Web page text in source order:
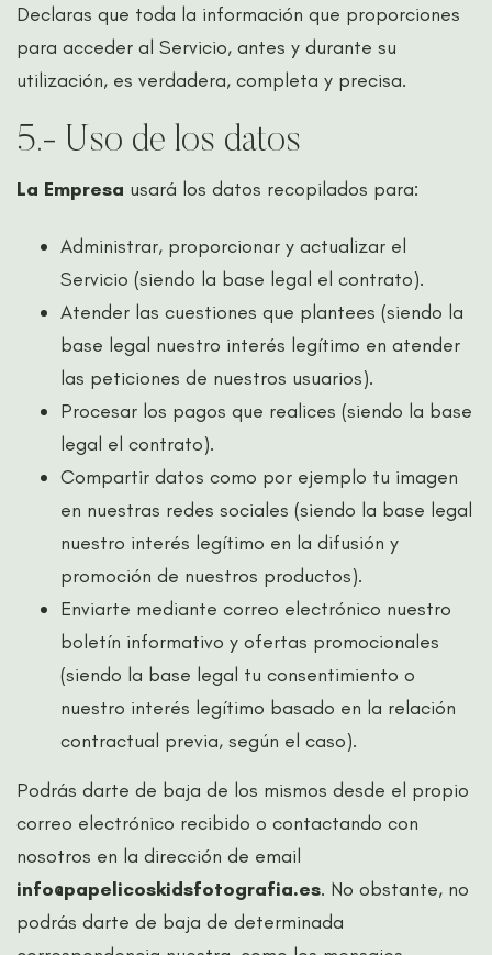
Declaras que toda la información que proporciones
para acceder al Servicio, antes y durante su
utilización, es verdadera, completa y precisa.
5.- Uso de los datos
La Empresa usará los datos recopilados para:
Administrar, proporcionar y actualizar el
Servicio (siendo la base legal el contrato).
Atender las cuestiones que plantees (siendo la
base legal nuestro interés legítimo en atender
las peticiones de nuestros usuarios).
Procesar los pagos que realices (siendo la base
legal el contrato).
Compartir datos como por ejemplo tu imagen
en nuestras redes sociales (siendo la base legal
nuestro interés legítimo en la difusión y
promoción de nuestros productos).
Enviarte mediante correo electrónico nuestro
boletín informativo y ofertas promocionales
(siendo la base legal tu consentimiento o
nuestro interés legítimo basado en la relación
contractual previa, según el caso).
Podrás darte de baja de los mismos desde el propio
correo electrónico recibido o contactando con
nosotros en la dirección de email
info@papelicoskidsfotografia.es. No obstante, no
podrás darte de baja de determinada